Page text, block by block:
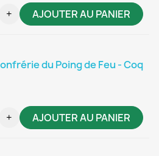
+ AJOUTER AU PANIER
du Poing de Feu - Coq
+ AJOUTER AU PANIER